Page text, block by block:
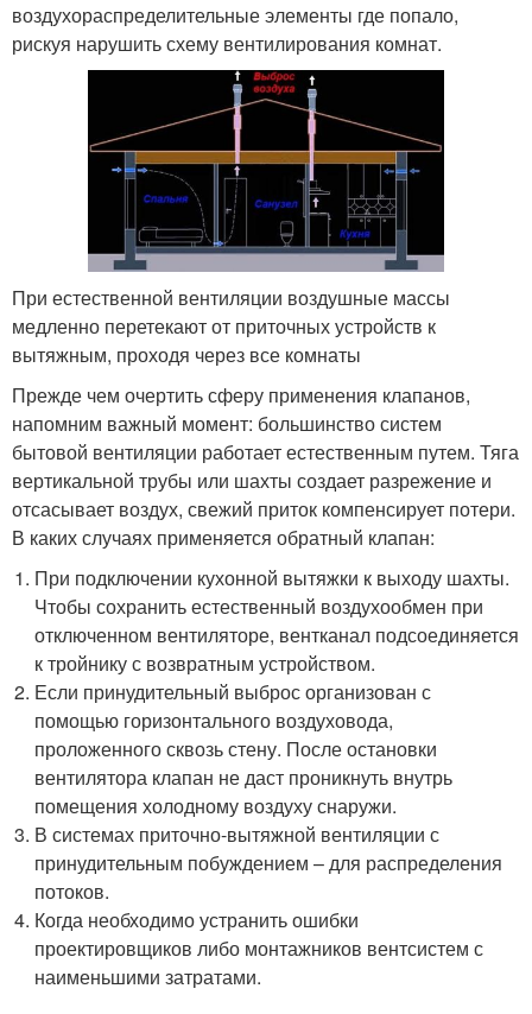
воздухораспределительные элементы где попало,
рискуя нарушить схему вентилирования комнат.
При естественной вентиляции воздушные массы
медленно перетекают от приточных устройств к
вытяжным, проходя через все комнаты
Прежде чем очертить сферу применения клапанов,
напомним важный момент: большинство систем
бытовой вентиляции работает естественным путем. Тяга
вертикальной трубы или шахты создает разрежение и
отсасывает воздух, свежий приток компенсирует потери.
В каких случаях применяется обратный клапан:
При подключении кухонной вытяжки к выходу шахты.
Чтобы сохранить естественный воздухообмен при
отключенном вентиляторе, вентканал подсоединяется
к тройнику с возвратным устройством.
Если принудительный выброс организован с
помощью горизонтального воздуховода,
проложенного сквозь стену. После остановки
вентилятора клапан не даст проникнуть внутрь
помещения холодному воздуху снаружи.
В системах приточно-вытяжной вентиляции с
принудительным побуждением – для распределения
потоков.
Когда необходимо устранить ошибки
проектировщиков либо монтажников вентсистем с
наименьшими затратами.